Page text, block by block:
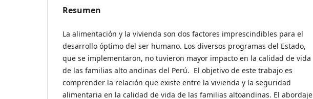
Resumen
La alimentación y la vivienda son dos factores imprescindibles para el
desarrollo óptimo del ser humano. Los diversos programas del Estado,
que se implementaron, no tuvieron mayor impacto en la calidad de vida
de las familias alto andinas del Perú. El objetivo de este trabajo es
comprender la relación que existe entre la vivienda y la seguridad
alimentaria en la calidad de vida de las familias altoandinas. El abordaje